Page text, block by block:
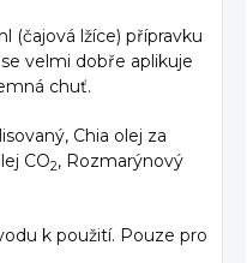
(čajová lžíce) přípravku
velmi dobře aplikuje
chuť.
Chia olej za
CO2, Rozmarýnový
k použití. Pouze pro